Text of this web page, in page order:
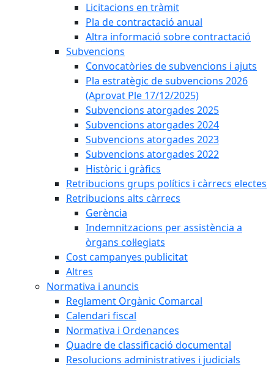
Licitacions en tràmit
Pla de contractació anual
Altra informació sobre contractació
Subvencions
Convocatòries de subvencions i ajuts
Pla estratègic de subvencions 2026
(Aprovat Ple 17/12/2025)
Subvencions atorgades 2025
Subvencions atorgades 2024
Subvencions atorgades 2023
Subvencions atorgades 2022
Històric i gràfics
Retribucions grups polítics i càrrecs electes
Retribucions alts càrrecs
Gerència
Indemnitzacions per assistència a
òrgans col·legiats
Cost campanyes publicitat
Altres
Normativa i anuncis
Reglament Orgànic Comarcal
Calendari fiscal
Normativa i Ordenances
Quadre de classificació documental
Resolucions administratives i judicials